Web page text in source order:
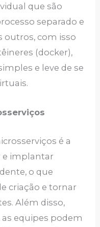
que são
separado e
outros, com isso
(docker),
e leve de se
é a
e implantar
o que
criação e tornar
Além disso,
equipes podem